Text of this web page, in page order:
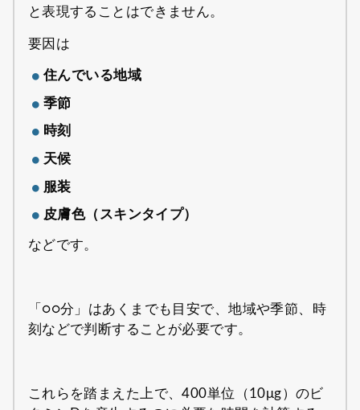
と表現することはできません。
要因は
住んでいる地域
季節
時刻
天候
服装
皮膚色（スキンタイプ）
などです。
「○○分」はあくまでも目安で、地域や季節、時
刻などで判断することが必要です。
これらを踏まえた上で、400単位（10μg）のビ